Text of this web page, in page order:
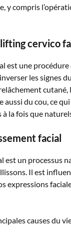
y compris
lifting cervico
est une
les signes
cutané,
aussi du cou, ce
la fois que
facial
est un processus
Il est
expressions
causes du